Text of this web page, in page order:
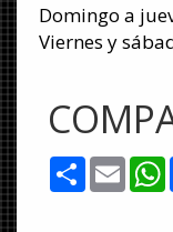
Domingo a
Viernes y
Share